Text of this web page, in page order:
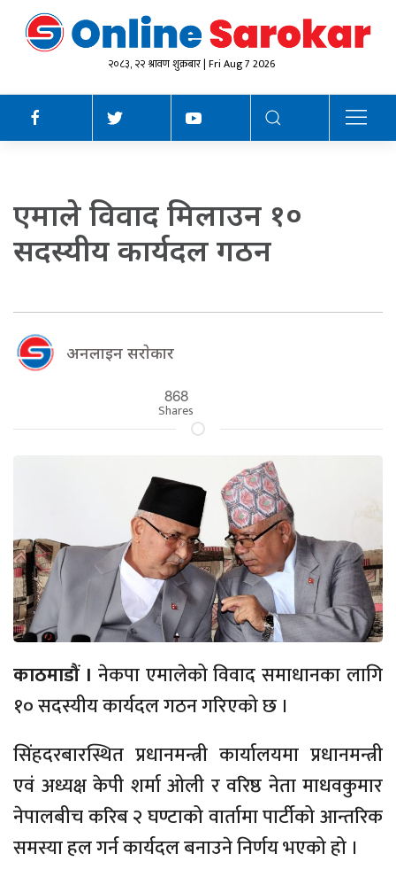
२०८३, २२ श्रावण शुक्रबार | Fri Aug 7 2026
एमाले विवाद मिलाउन १०
सदस्यीय कार्यदल गठन
अनलाइन सराेकार
868
Shares
काठमाडौं । नेकपा एमालेको विवाद समाधानका लागि
१० सदस्यीय कार्यदल गठन गरिएको छ ।
सिंहदरबारस्थित प्रधानमन्त्री कार्यालयमा प्रधानमन्त्री
एवं अध्यक्ष केपी शर्मा ओली र वरिष्ठ नेता माधवकुमार
नेपालबीच करिब २ घण्टाको वार्तामा पार्टीको आन्तरिक
समस्या हल गर्न कार्यदल बनाउने निर्णय भएको हो ।